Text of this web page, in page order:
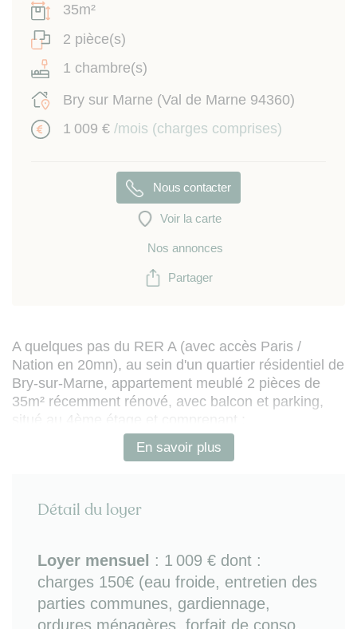
35m²
2 pièce(s)
1 chambre(s)
Bry sur Marne (Val de Marne 94360)
1 009 € /mois (charges comprises)
Nous contacter
Voir la carte
Nos annonces
Partager
A quelques pas du RER A (avec accès Paris /
Nation en 20mn), au sein d'un quartier résidentiel de
Bry-sur-Marne, appartement meublé 2 pièces de
35m² récemment rénové, avec balcon et parking,
situé au 4ème étage et comprenant :
- entrée avec placard-penderie de rangement
- séjour avec coin cuisine entièrement équipé
(canapé convertible et TV), table de repas, et
balcon
- salle de bains avec baignoire
- WC séparé
- balcon avec mobilier extérieur
En savoir plus
Détail du loyer
Loyer mensuel : 1 009 € dont :
charges 150€ (eau froide, entretien des
parties communes, gardiennage,
ordures ménagères, forfait de conso.